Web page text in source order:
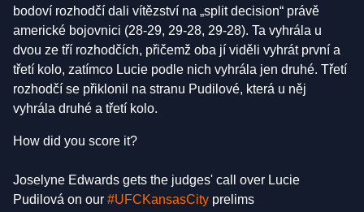
bodoví rozhodčí dali vítězství na „split decision“ právě
americké bojovnici (28-29, 29-28, 29-28). Ta vyhrála u
dvou ze tří rozhodčích, přičemž oba jí viděli vyhrát první a
třetí kolo, zatímco Lucie podle nich vyhrála jen druhé. Třetí
rozhodčí se přiklonil na stranu Pudilové, která u něj
vyhrála druhé a třetí kolo.
How did you score it?
Joselyne Edwards gets the judges' call over Lucie
Pudilová on our #UFCKansasCity prelims